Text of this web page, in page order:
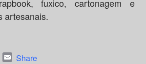
fuxico, cartonagem e
artesanais.
Email
Share